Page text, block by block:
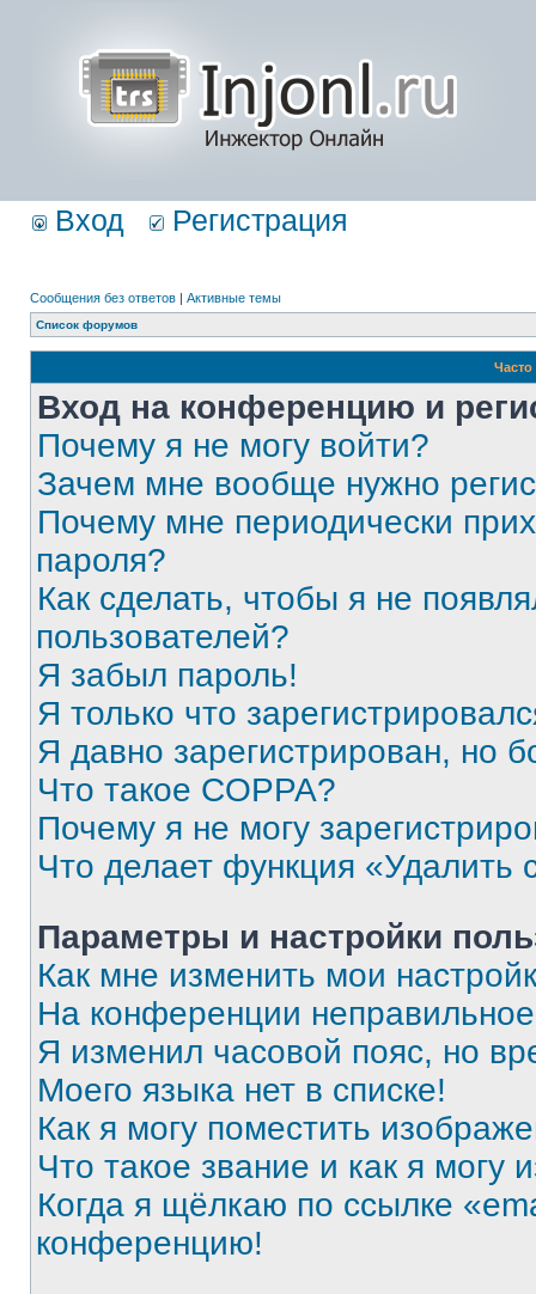
Вход Регистрация
Сообщения без ответов | Активные темы
Список форумов
Вход на конференцию и
Почему я не могу войти?
Зачем мне вообще нужно
Почему мне периодически
пароля?
Как сделать, чтобы я не
пользователей?
Я забыл пароль!
Я только что
Я давно зарегистрирован, но
Что такое COPPA?
Почему я не могу
Что делает функция «Удалить
Параметры и настройки
Как мне изменить мои
На конференции
Я изменил часовой пояс, но
Моего языка нет в списке!
Как я могу поместить
Что такое звание и как я могу
Когда я щёлкаю по ссылке
конференцию!